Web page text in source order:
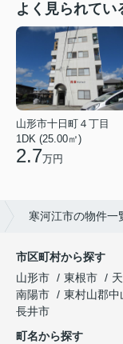
よく見られてい
山形市十日町４丁目
1DK (25.00㎡)
2.7万円
寒河江市の物件一
市区町村から探す
山形市
東根市
南陽市
東村山郡中
長井市
町名から探す